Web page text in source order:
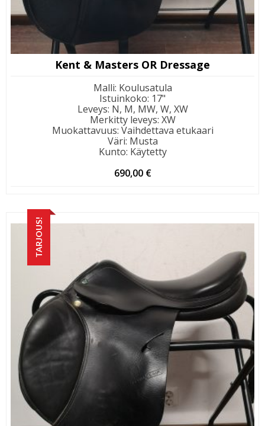
Kent & Masters OR Dressage
Malli: Koulusatula
Istuinkoko: 17"
Leveys: N, M, MW, W, XW
Merkitty leveys: XW
Muokattavuus: Vaihdettava etukaari
Väri: Musta
Kunto: Käytetty
690,00 €
TARJOUS!